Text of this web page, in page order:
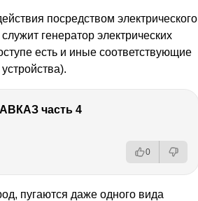
посредством электрического
генератор электрических
есть и иные соответствующие
часть 4
0
пугаются даже одного вида